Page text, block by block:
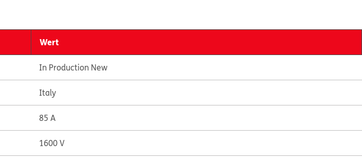
Wert
In Production New
Italy
85 A
1600 V